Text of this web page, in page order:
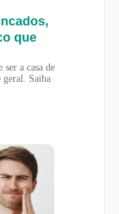
que
a casa de
geral. Saiba